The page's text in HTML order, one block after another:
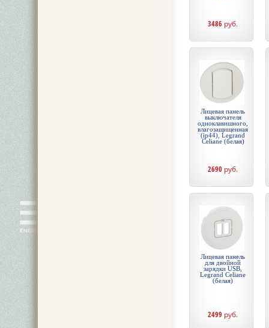
3486 руб.
Лицевая панель
выключателя
одноклавишного,
влагозащищенная
(ip44), Legrand
Celiane (белая)
2690 руб.
Лицевая панель
для двойной
зарядки USB,
Legrand Celiane
(белая)
2499 руб.